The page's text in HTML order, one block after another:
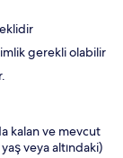
gerekli olabilir
kalan ve mevcut
veya altındaki)